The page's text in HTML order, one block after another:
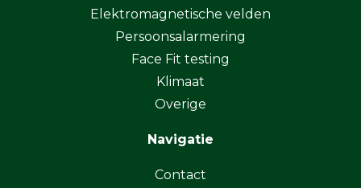
Elektromagnetische velden
Persoonsalarmering
Face Fit testing
Klimaat
Overige
Navigatie
Contact